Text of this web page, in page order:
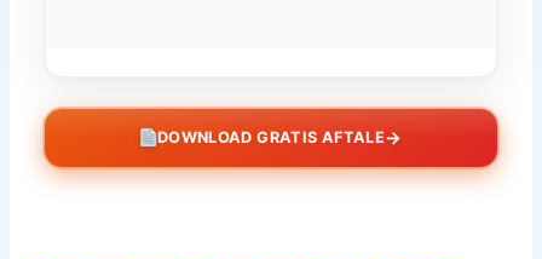
DOWNLOAD GRATIS AFTALE→